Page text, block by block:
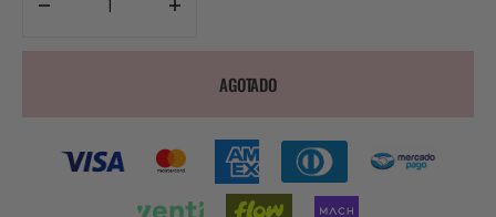
Disminuir
Negro
Polera
Negro
AGOTADO